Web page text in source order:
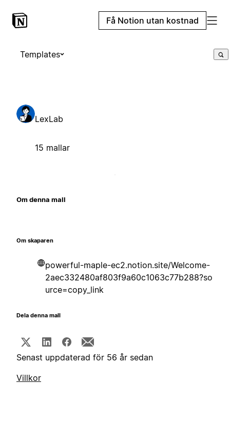
Få Notion utan kostnad
Templates
LexLab
15 mallar
Om denna mall
Om skaparen
powerful-maple-ec2.notion.site/Welcome-
2aec332480af803f9a60c1063c77b288?so
urce=copy_link
Dela denna mall
Senast uppdaterad för 56 år sedan
Villkor